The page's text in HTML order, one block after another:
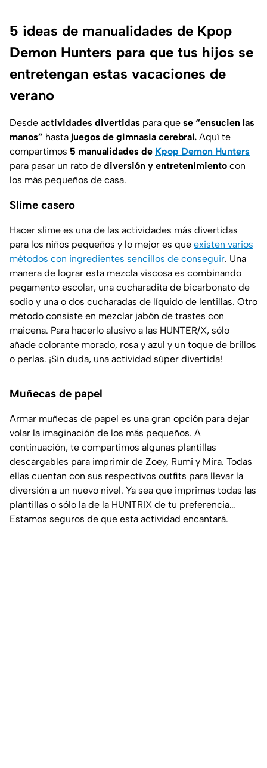
5 ideas de manualidades de Kpop
Demon Hunters para que tus hijos se
entretengan estas vacaciones de
verano
Desde actividades divertidas para que se “ensucien las
manos” hasta juegos de gimnasia cerebral. Aquí te
compartimos 5 manualidades de Kpop Demon Hunters
para pasar un rato de diversión y entretenimiento con
los más pequeños de casa.
Slime casero
Hacer slime es una de las actividades más divertidas
para los niños pequeños y lo mejor es que existen varios
métodos con ingredientes sencillos de conseguir. Una
manera de lograr esta mezcla viscosa es combinando
pegamento escolar, una cucharadita de bicarbonato de
sodio y una o dos cucharadas de líquido de lentillas. Otro
método consiste en mezclar jabón de trastes con
maicena. Para hacerlo alusivo a las HUNTER/X, sólo
añade colorante morado, rosa y azul y un toque de brillos
o perlas. ¡Sin duda, una actividad súper divertida!
Muñecas de papel
Armar muñecas de papel es una gran opción para dejar
volar la imaginación de los más pequeños. A
continuación, te compartimos algunas plantillas
descargables para imprimir de Zoey, Rumi y Mira. Todas
ellas cuentan con sus respectivos outfits para llevar la
diversión a un nuevo nivel. Ya sea que imprimas todas las
plantillas o sólo la de la HUNTRIX de tu preferencia…
Estamos seguros de que esta actividad encantará.